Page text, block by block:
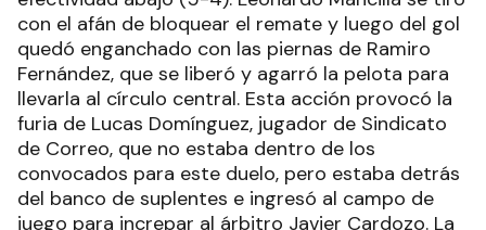
con el afán de bloquear el remate y luego del gol
quedó enganchado con las piernas de Ramiro
Fernández, que se liberó y agarró la pelota para
llevarla al círculo central. Esta acción provocó la
furia de Lucas Domínguez, jugador de Sindicato
de Correo, que no estaba dentro de los
convocados para este duelo, pero estaba detrás
del banco de suplentes e ingresó al campo de
juego para increpar al árbitro Javier Cardozo. La